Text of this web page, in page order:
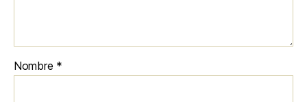
Nombre *